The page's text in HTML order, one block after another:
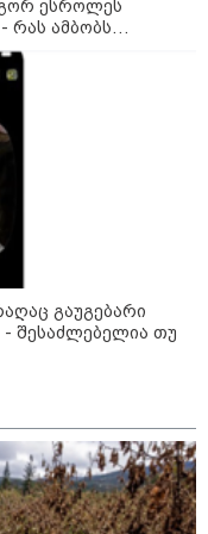
რომელიც ახალი
მგზავრობის დრო
არის 4
-
ესროლეს
რას ამბობს
გაუგებარი
შესაძლებელია თუ